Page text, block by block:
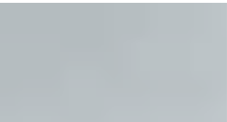
CIRETRAN, Rosinaldo...